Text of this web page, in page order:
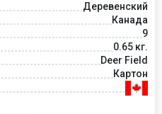
Деревенский
Канада
9
0.65 кг.
Deer Field
Картон